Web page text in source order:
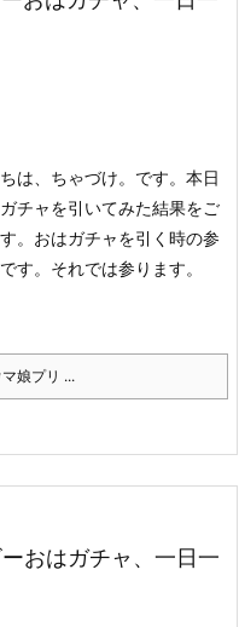
は、ちゃづけ。です。 本日
チャを引いてみた結果をご
。 おはガチャを引く時の参
す。 それでは参ります。
娘プリ ...
おはガチャ、一日一